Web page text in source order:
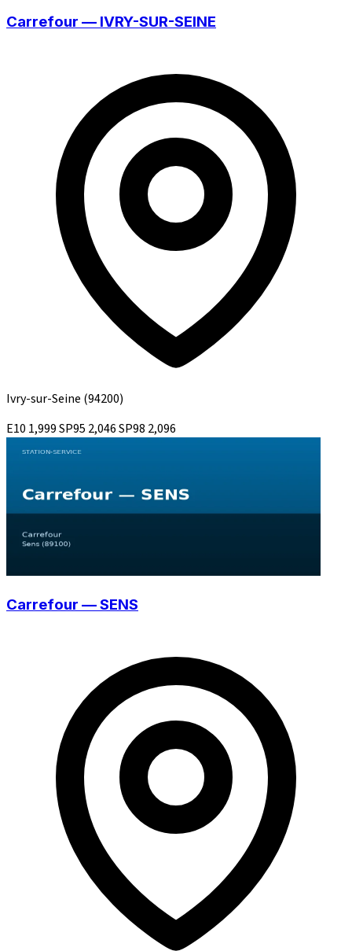
Carrefour — IVRY-SUR-SEINE
Ivry-sur-Seine (94200)
E10 1,999SP95 2,046SP98 2,096
Carrefour — SENS